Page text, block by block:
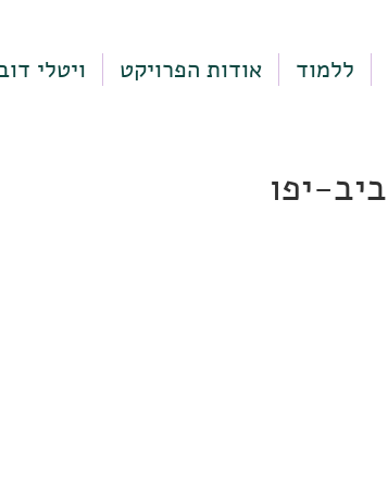
ויטלי אודות הפרויקט ללמוד